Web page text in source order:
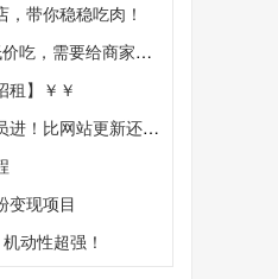
带你稳稳吃肉！
，需要给商家好评
租】￥￥
比网站更新还精彩！
变现项目
动性超强！